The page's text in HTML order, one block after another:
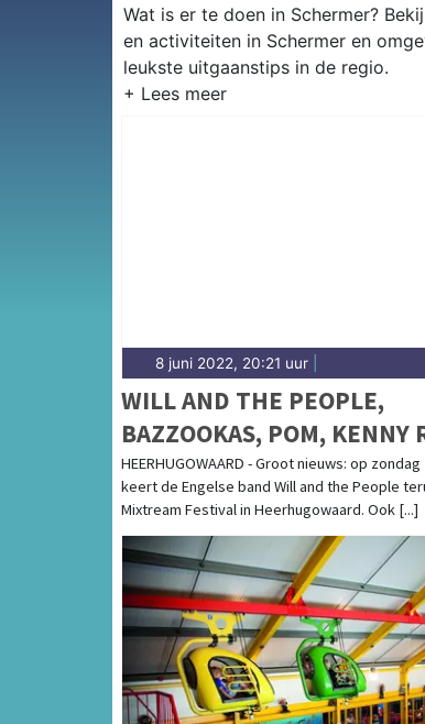
Wat is er te doen in Schermer?
en activiteiten in Schermer en
leukste uitgaanstips in de regio.
Van markten en culturele
8 juni 2022, 20:21 uur
WILL AND THE PEOPLE,
BAZZOOKAS, POM, KENNY
EN MEER TE ZIEN OP
FESTIVAL!
HEERHUGOWAARD - Groot nieuws: op
keert de Engelse band Will and the People
Mixtream Festival in Heerhugowaard. Ook [...]